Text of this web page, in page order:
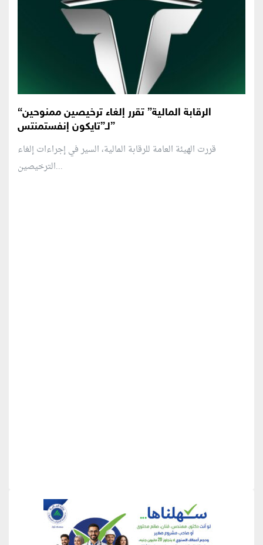
“الرقابة المالية” تقرر إلغاء ترخيصين ممنوحين
لـ”تايكون إنفستمنتس”
قررت الهيئة العامة للرقابة المالية، السير في إجراءات إلغاء
الترخيصين...
منطقة إعلانية